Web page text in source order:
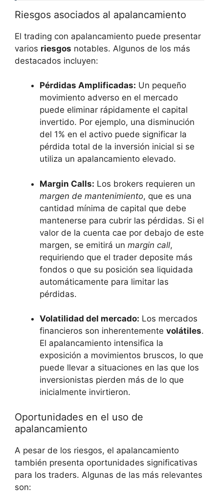
Riesgos asociados al⁢ apalancamiento
El trading‌ con apalancamiento puede presentar ​
varios riesgos notables. Algunos de los más
destacados incluyen:
Pérdidas Amplificadas: Un pequeño
movimiento adverso​ en‍ el mercado
puede eliminar ‌rápidamente el capital
invertido. Por ejemplo, una disminución‍
del 1% en el ​activo puede significar la
pérdida total ⁢de la inversión inicial si se⁢
utiliza un‍ apalancamiento elevado.
Margin Calls: Los brokers requieren⁣ un
margen de mantenimiento, que es una
cantidad mínima de ‌capital que debe
mantenerse​ para cubrir las​ pérdidas. Si el
valor ‍de​ la cuenta cae por debajo​ de este
margen, ​se emitirá un margin call,
requiriendo que el trader deposite más
fondos o que su posición sea ​liquidada
automáticamente para limitar las
pérdidas.
Volatilidad del mercado: ​Los mercados⁣
financieros son inherentemente volátiles.
⁢El apalancamiento intensifica la
exposición a⁢ movimientos bruscos, lo que
puede llevar a ​situaciones en las ‌que⁣ los
inversionistas pierden más de lo ‍que
inicialmente ⁢invirtieron.
Oportunidades en el uso de
apalancamiento
A pesar ‌de los riesgos, el ⁢apalancamiento
también presenta oportunidades significativas
para los traders. Algunas de las más relevantes
son: